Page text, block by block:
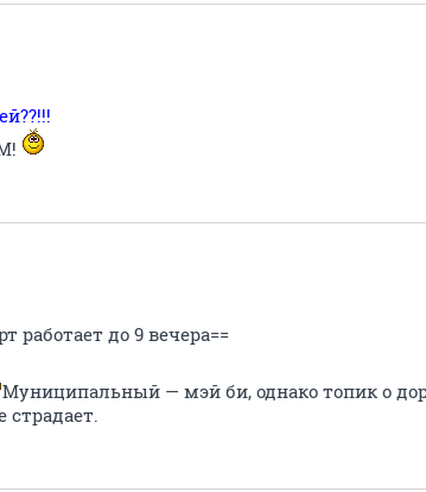
работает до 9 вечера==
Муниципальный — мэй би, однако топик о